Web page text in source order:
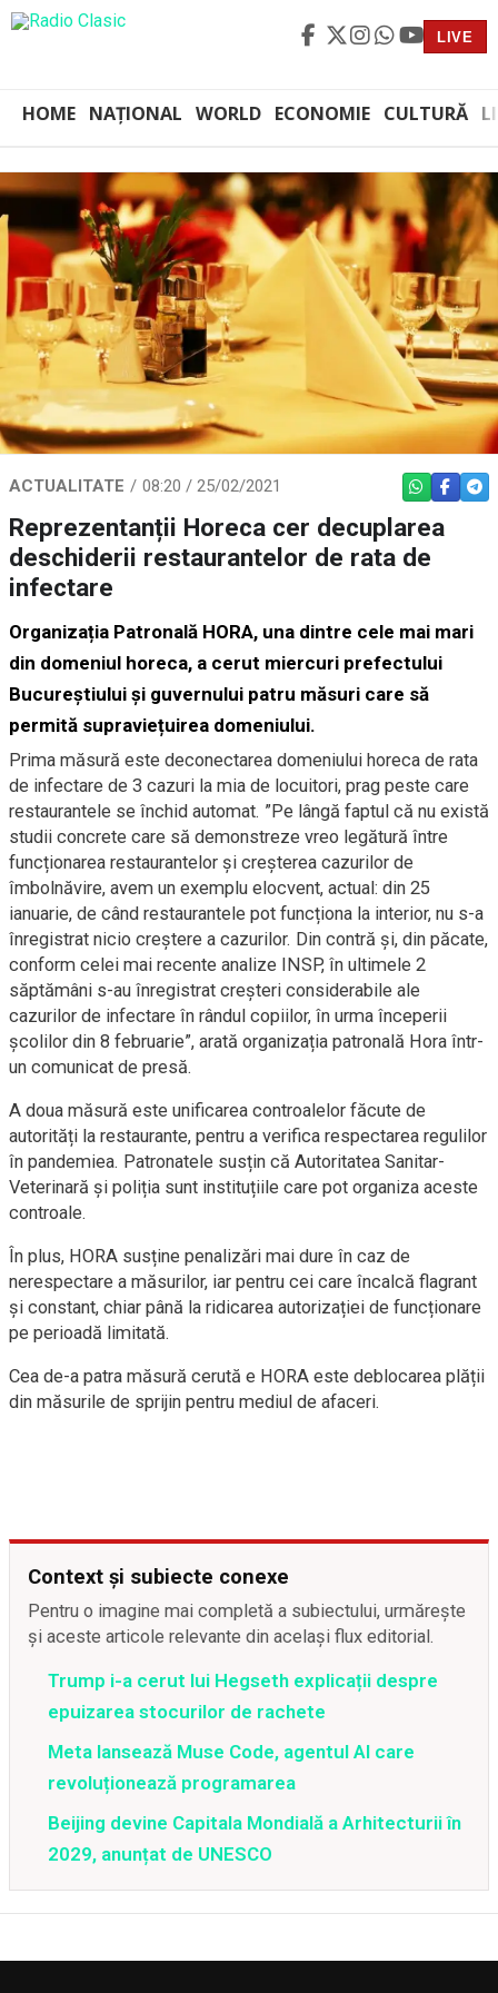
LIVE
HOME NAȚIONAL WORLD ECONOMIE CULTURĂ
ACTUALITATE 08:20 / 25/02/2021 WHATSAPP
Reprezentanții Horeca cer decuplarea
deschiderii restaurantelor de rata de
infectare
Organizația Patronală HORA, una dintre cele mai mari
din domeniul horeca, a cerut miercuri prefectului
Bucureștiului și guvernului patru măsuri care să
permită supraviețuirea domeniului.
Prima măsură este deconectarea domeniului horeca de rata
de infectare de 3 cazuri la mia de locuitori, prag peste care
restaurantele se închid automat. ”Pe lângă faptul că nu există
studii concrete care să demonstreze vreo legătură între
funcționarea restaurantelor și creșterea cazurilor de
îmbolnăvire, avem un exemplu elocvent, actual: din 25
ianuarie, de când restaurantele pot funcționa la interior, nu s-a
înregistrat nicio creștere a cazurilor. Din contră și, din păcate,
conform celei mai recente analize INSP, în ultimele 2
săptămâni s-au înregistrat creșteri considerabile ale
cazurilor de infectare în rândul copiilor, în urma începerii
școlilor din 8 februarie”, arată organizația patronală Hora într-
un comunicat de presă.
A doua măsură este unificarea controalelor făcute de
autorități la restaurante, pentru a verifica respectarea regulilor
în pandemiea. Patronatele susțin că Autoritatea Sanitar-
Veterinară și poliția sunt instituțiile care pot organiza aceste
controale.
În plus, HORA susține penalizări mai dure în caz de
nerespectare a măsurilor, iar pentru cei care încalcă flagrant
și constant, chiar până la ridicarea autorizației de funcționare
pe perioadă limitată.
Cea de-a patra măsură cerută e HORA este deblocarea plății
din măsurile de sprijin pentru mediul de afaceri.
Context și subiecte conexe
Pentru o imagine mai completă a subiectului, urmărește
și aceste articole relevante din același flux editorial.
Trump i-a cerut lui Hegseth explicații despre
epuizarea stocurilor de rachete
Meta lansează Muse Code, agentul AI care
revoluționează programarea
Beijing devine Capitala Mondială a Arhitecturii în
2029, anunțat de UNESCO